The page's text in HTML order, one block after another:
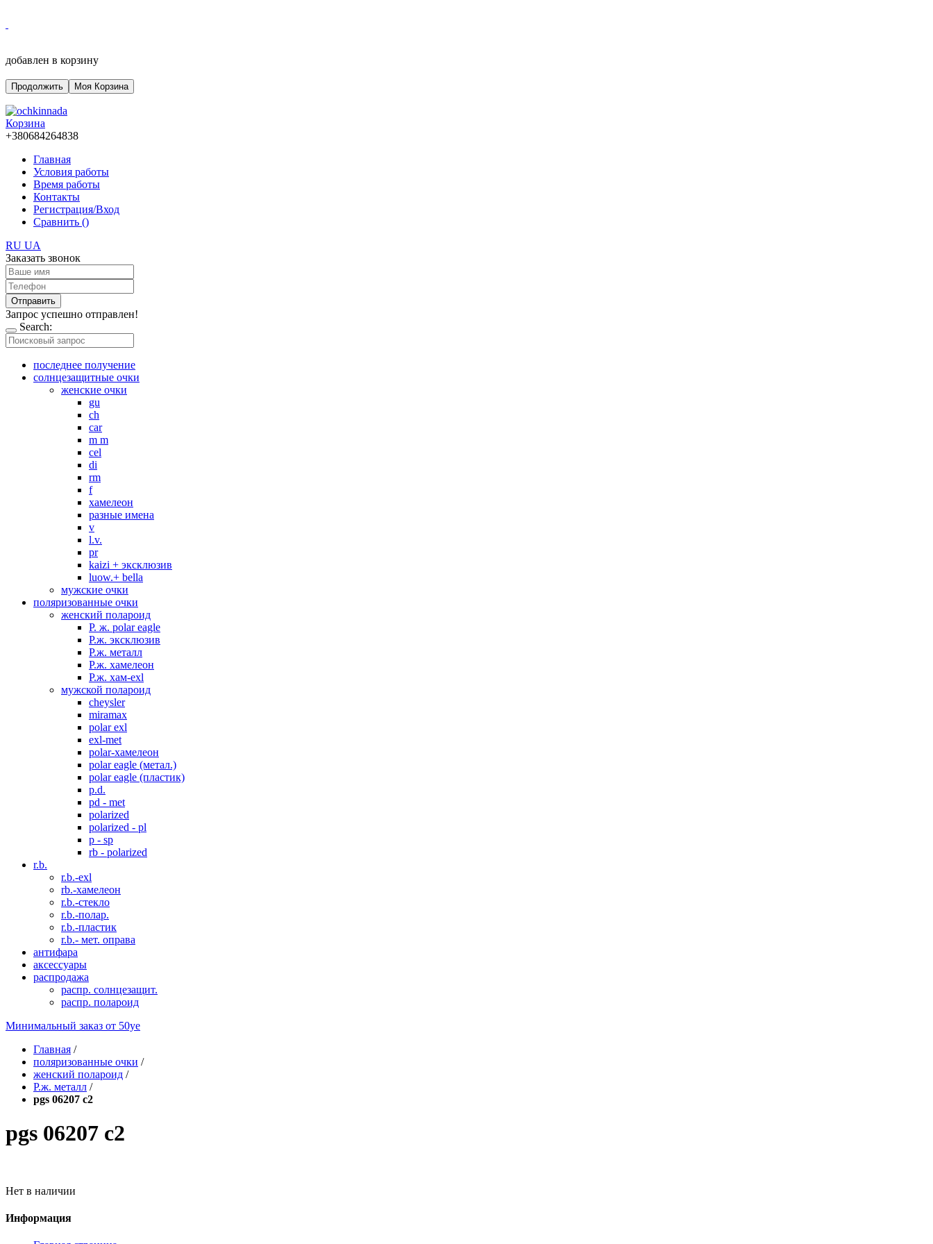
добавлен в корзину
Продолжить Моя Корзина
Корзина
+380684264838
Главная
Условия работы
Время работы
Контакты
Регистрация/Вход
Сравнить ()
RU UA
Заказать звонок
Отправить
Запрос успешно отправлен!
Search:
последнее получение
солнцезащитные очки
женские очки
gu
ch
car
m m
cel
di
rm
f
хамелеон
разные имена
v
l.v.
pr
kaizi + эксклюзив
luow.+ bella
мужские очки
поляризованные очки
женский полароид
P. ж. polar eagle
P.ж. эксклюзив
Р.ж. металл
P.ж. хамелеон
Р.ж. хам-exl
мужской полароид
cheysler
miramax
polar exl
exl-met
polar-хамелеон
polar eagle (метал.)
polar eagle (пластик)
p.d.
pd - met
polarized
polarized - pl
p - sp
rb - polarized
r.b.
r.b.-exl
rb.-хамелеон
r.b.-стекло
r.b.-полар.
r.b.-пластик
r.b.- мет. оправа
антифара
аксессуары
распродажа
распр. солнцезащит.
распр. полароид
Минимальный заказ от 50уе
Главная /
поляризованные очки /
женский полароид /
Р.ж. металл /
pgs 06207 c2
pgs 06207 c2
Нет в наличии
Информация